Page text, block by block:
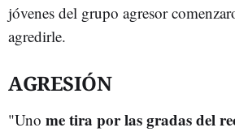
jóvenes del grupo agresor
agredirle.
AGRESIÓN
"Uno me tira por las gradas del